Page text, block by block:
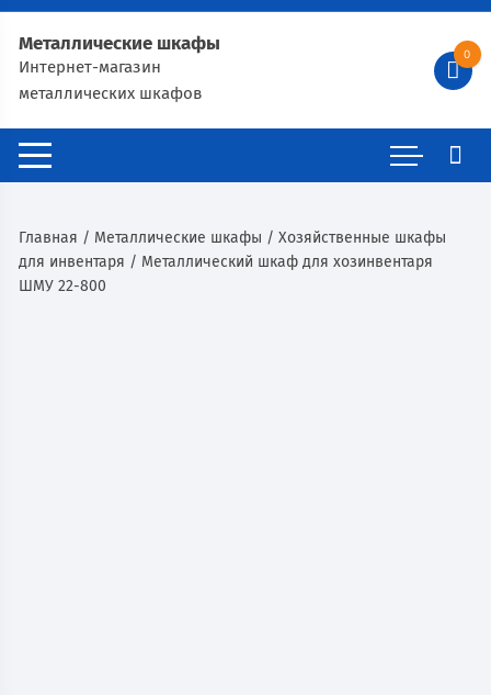
Металлические шкафы
Интернет-магазин
металлических шкафов
0
Главная / Металлические шкафы /Хозяйственные шкафы
для инвентаря / Металлический шкаф для хозинвентаря
ШМУ 22-800